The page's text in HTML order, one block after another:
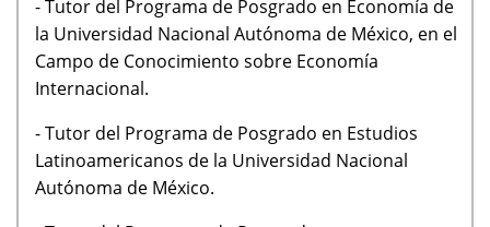
- Tutor del Programa de Posgrado en Economía de
la Universidad Nacional Autónoma de México, en el
Campo de Conocimiento sobre Economía
Internacional.
- Tutor del Programa de Posgrado en Estudios
Latinoamericanos de la Universidad Nacional
Autónoma de México.